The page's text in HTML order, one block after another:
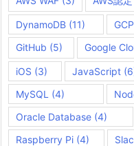
DynamoDB (11) GCP
GitHub (5) Google
iOS (3) JavaScript
MySQL (4)
Oracle Database (4)
Raspberry Pi (4)